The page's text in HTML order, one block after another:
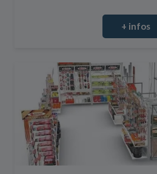
+ infos